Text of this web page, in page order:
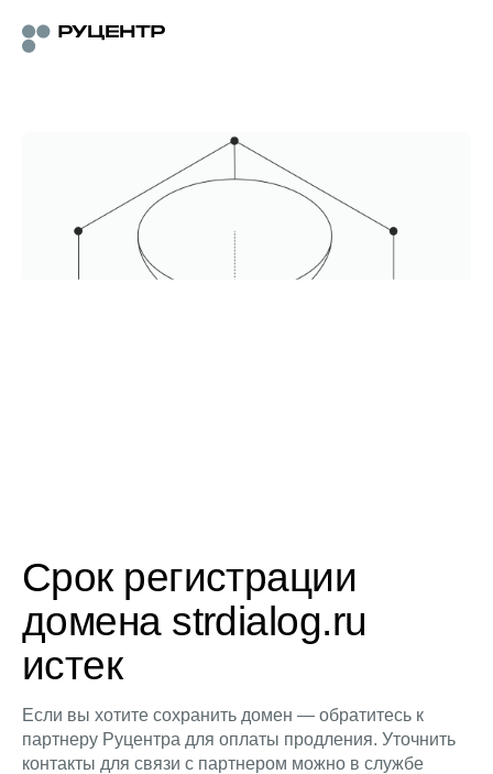
Срок регистрации
домена strdialog.ru
истек
Если вы хотите сохранить домен — обратитесь к
партнеру Руцентра для оплаты продления. Уточнить
контакты для связи с партнером можно в службе